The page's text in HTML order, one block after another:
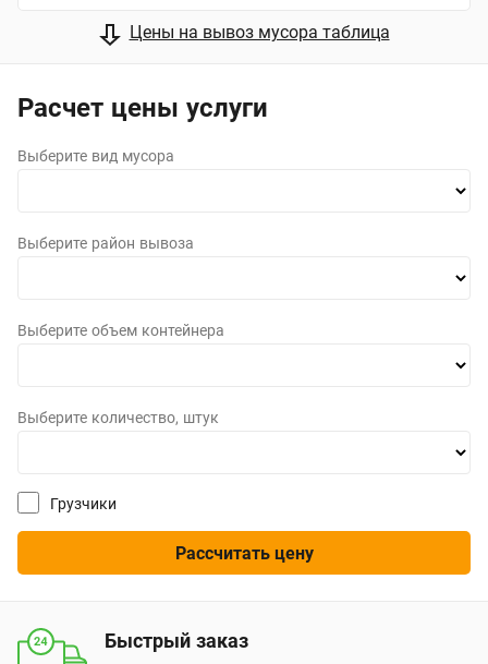
Расчет цены услуги
Выберите вид мусора
Выберите район вывоза
Выберите объем контейнера
Выберите количество, штук
Грузчики
Рассчитать цену
Цены на вывоз мусора таблица
Быстрый заказ